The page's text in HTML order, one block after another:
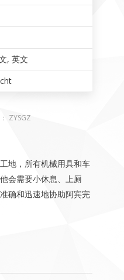
, 英文
ZYSGZ
地，所有机械用具和车
会需要小休息、上厕
确和迅速地协助阿宾完